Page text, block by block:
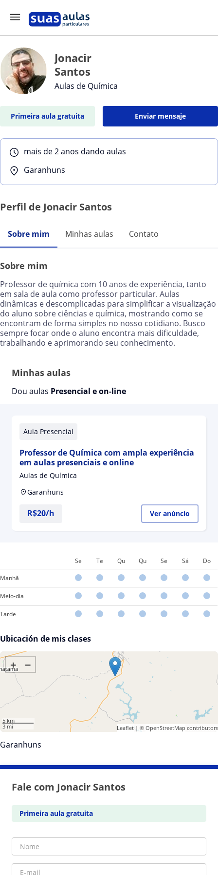
Jonacir
Santos
Aulas de Química
Primeira aula gratuita Enviar mensaje
mais de 2 anos dando aulas
Garanhuns
Perfil de Jonacir Santos
Sobre mim Minhas aulas Contato
Sobre mim
Professor de química com 10 anos de experiência, tanto
em sala de aula como professor particular. Aulas
dinâmicas e descomplicadas para simplificar a visualização
do aluno sobre ciências e química, mostrando como se
encontram de forma simples no nosso cotidiano. Busco
sempre focar onde o aluno encontra mais dificuldade,
trabalhando e aprimorando seu conhecimento.
Minhas aulas
Dou aulas Presencial e on-line
Aula Presencial
Professor de Química com ampla experiência
em aulas presenciais e online
Aulas de Química
Garanhuns
R$20/h Ver anúncio
Se Te Qu Qu Se Sá Do
Manhã
Meio-dia
Tarde
Ubicación de mis clases
+ −
5 km
3 mi
Leaflet| © OpenStreetMap contributors
Garanhuns
Fale com Jonacir Santos
Primeira aula gratuita